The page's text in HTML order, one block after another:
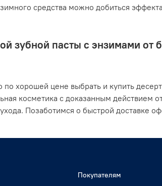
средства можно добиться
зубной пасты с энзимами от
хорошей цене выбрать и купить
косметика с доказанным действием
Позаботимся о быстрой доставке
Покупателям